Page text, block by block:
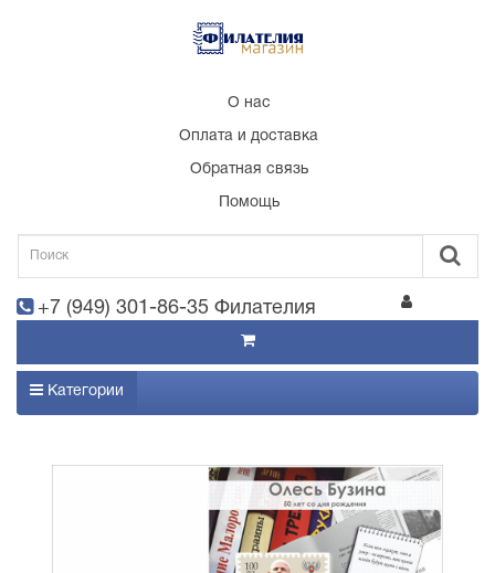
О нас
Оплата и доставка
Обратная связь
Помощь
+7 (949) 301-86-35 Филателия
Категории